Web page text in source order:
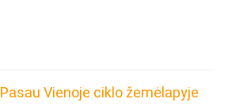
Pasau Vienoje ciklo žemėlapyje